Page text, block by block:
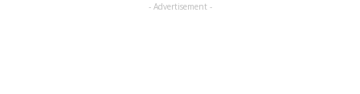
- Advertisement -